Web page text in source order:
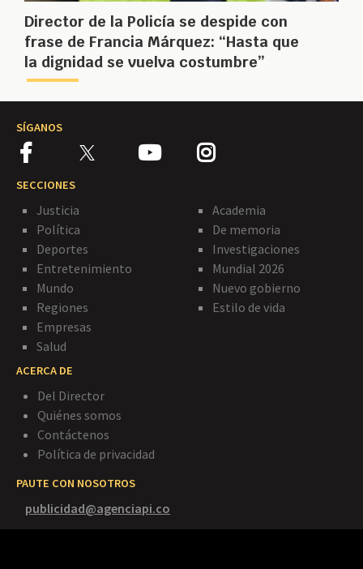
Director de la Policía se despide con
frase de Francia Márquez: “Hasta que
la dignidad se vuelva costumbre”
SÍGANOS
SECCIONES
Justicia
Política
Deportes
Entretenimiento
Mundo
Regiones
Empresas
Salud
Academia
De memoria
Investigaciones
Mundial 2026
Nuevo gobierno
Estilo de vida
ACERCA DE
Del Director
Quiénes somos
Contáctenos
Política de privacidad
PAUTE CON NOSOTROS
publicidad@agenciapi.co